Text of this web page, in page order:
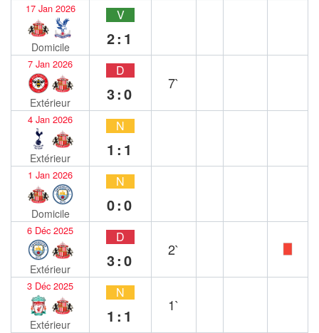
17 Jan 2026
Domicile
V
2:1
7 Jan 2026
Extérieur
D
3:0
7`
4 Jan 2026
Extérieur
N
1:1
1 Jan 2026
Domicile
N
0:0
6 Déc 2025
Extérieur
D
3:0
2`
3 Déc 2025
Extérieur
N
1:1
1`